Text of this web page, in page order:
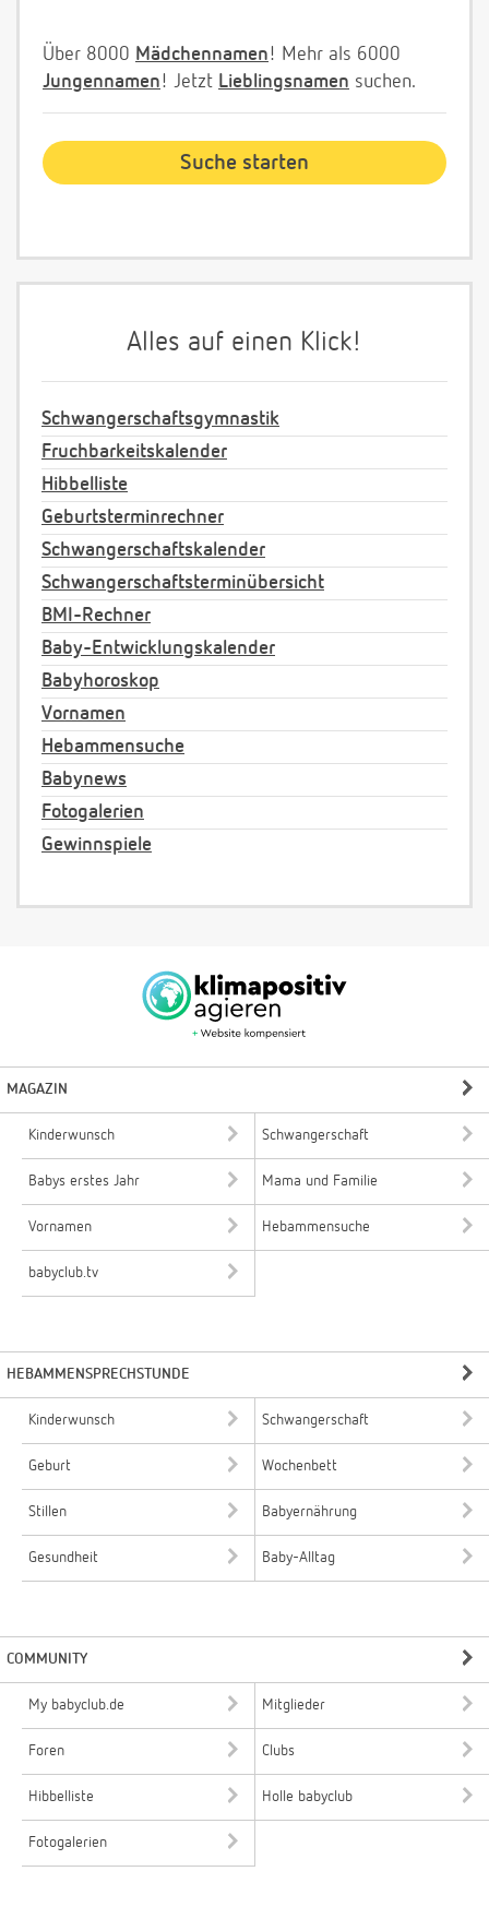
Über 8000 Mädchennamen! Mehr als 6000
Jungennamen! Jetzt Lieblingsnamen suchen.
Alles auf einen Klick!
Schwangerschaftsgymnastik
Fruchbarkeitskalender
Hibbelliste
Geburtsterminrechner
Schwangerschaftskalender
Schwangerschaftsterminübersicht
BMI-Rechner
Baby-Entwicklungskalender
Babyhoroskop
Vornamen
Hebammensuche
Babynews
Fotogalerien
Gewinnspiele
MAGAZIN
Kinderwunsch Schwangerschaft
Babys erstes Jahr Mama und Familie
Vornamen Hebammensuche
babyclub.tv
HEBAMMENSPRECHSTUNDE
Kinderwunsch Schwangerschaft
Geburt Wochenbett
Stillen Babyernährung
Gesundheit Baby-Alltag
COMMUNITY
My babyclub.de Mitglieder
Foren Clubs
Hibbelliste Holle babyclub
Fotogalerien